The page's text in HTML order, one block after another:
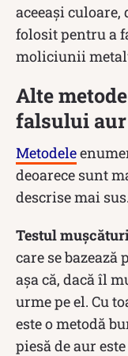
aceeași culoare,
folosit pentru a
moliciunii
Alte
falsului aur
Metodele
deoarece sunt
descrise mai sus.
Testul
care se bazează
așa că, dacă îl
urme pe el. Cu
este o metodă
piesă de aur